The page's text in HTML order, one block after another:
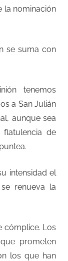
la nominación
se suma con
tenemos
a San Julián
aunque sea
de
intensidad el
renueva la
cómplice. Los
prometen
los que han